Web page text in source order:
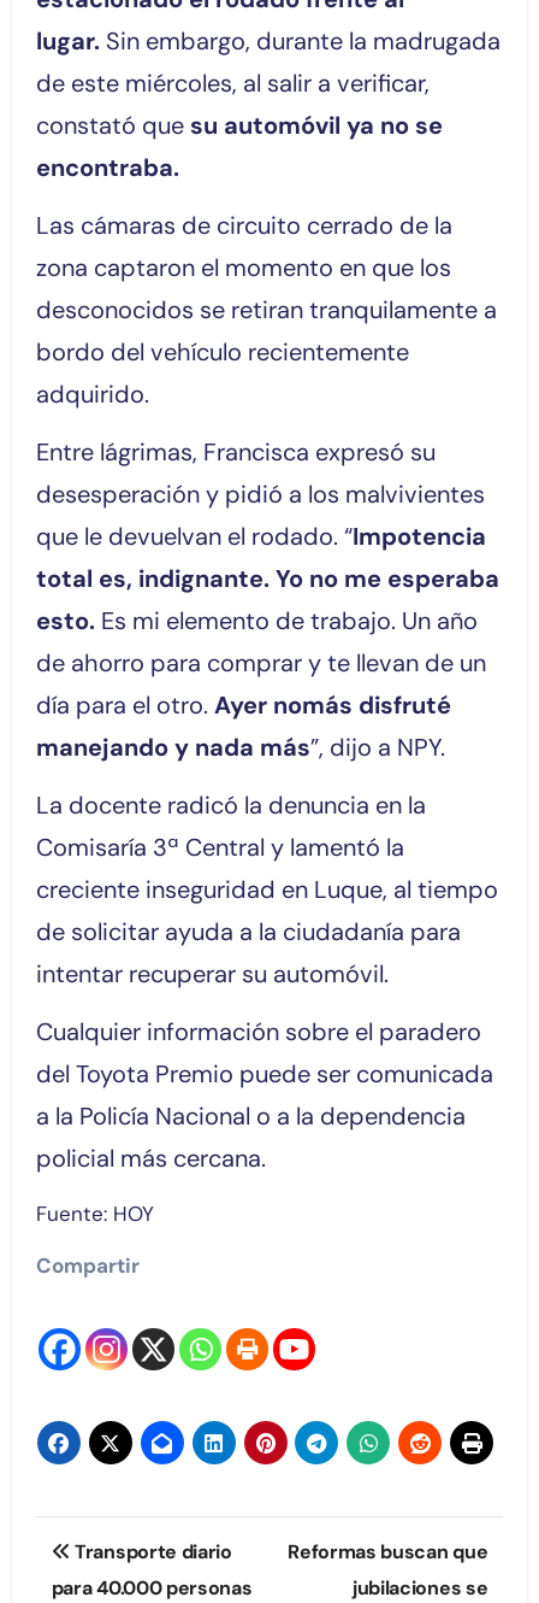
lugar. Sin embargo, durante la madrugada
de este miércoles, al salir a verificar,
constató quesu automóvil ya no se
encontraba.
Las cámaras de circuito cerrado de la
zona captaron el momento en que los
desconocidos se retiran tranquilamente a
bordo del vehículo recientemente
adquirido.
Entre lágrimas, Francisca expresó su
desesperación y pidió a los malvivientes
que le devuelvan el rodado. “Impotencia
total es, indignante. Yo no me esperaba
esto.Es mi elemento de trabajo. Un año
de ahorro para comprar y te llevan de un
día para el otro. Ayer nomás disfruté
manejando y nada más”, dijo a NPY.
La docente radicó la denuncia en la
Comisaría 3ª Central y lamentó la
creciente inseguridad en Luque, al tiempo
de solicitar ayuda a la ciudadanía para
intentar recuperar su automóvil.
Cualquier información sobre el paradero
del Toyota Premio puede ser comunicada
a la Policía Nacional o a la dependencia
policial más cercana.
Fuente: HOY
Compartir
Navegación
de
Transporte diario
para 40.000 personas
Reformas buscan que
jubilaciones se